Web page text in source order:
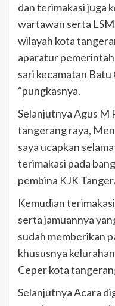
dan terimakasi juga
wartawan serta LSM
wilayah kota
aparatur
sari kecamatan
“pungkasnya.
Selanjutnya Agus M
tangerang raya,
saya ucapkan
terimakasi pada
pembina KJK
Kemudian
serta jamuannya
sudah memberikan
khususnya
Ceper kota
Selanjutnya Acara